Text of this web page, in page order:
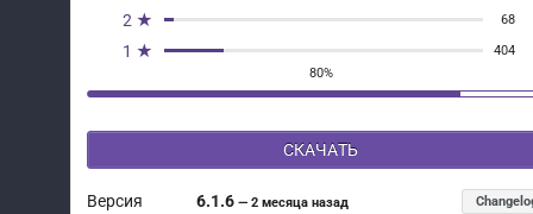
2 ★ 68
1 ★
404
80%
СКАЧАТЬ
Версия 6.1.6—2 месяца назад